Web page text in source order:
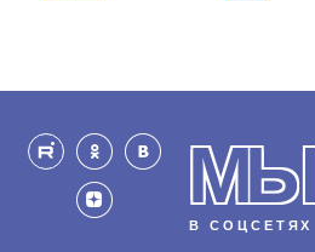
МЫ
В СОЦСЕТЯХ